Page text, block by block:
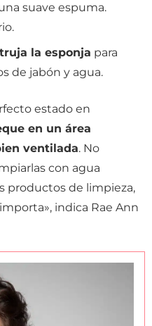
suave espuma.
la esponja para
de jabón y agua.
estado en
en un área
ventilada. No
con agua
productos de limpieza,
indica Rae Ann